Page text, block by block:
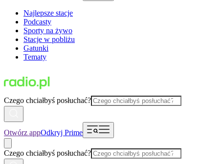
Najlepsze stacje
Podcasty
Sporty na żywo
Stacje w pobliżu
Gatunki
Tematy
Czego chciałbyś posłuchać?
Otwórz appOdkryj Prime
Czego chciałbyś posłuchać?